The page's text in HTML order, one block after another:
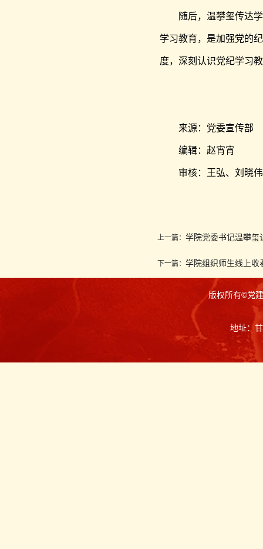
随后，温攀玺传达
学习教育，是加强党的
度，深刻认识党纪学习
来源：党委宣传部
编辑：赵宵宵
审核：王弘、刘晓伟
上一篇： 学院党委书记温攀玺
下一篇： 学院组织师生线上收
版权所有©党
地址：